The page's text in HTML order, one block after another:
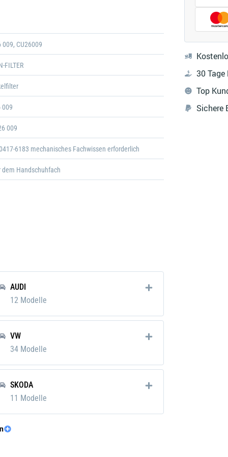
Galerie
öffnen
30
Top
Sichere
009, CU26009
FILTER
009
009
6183 mechanisches Fachwissen erforderlich
dem Handschuhfach
AUDI
12 Modelle
VW
34 Modelle
SKODA
11 Modelle
CUPRA